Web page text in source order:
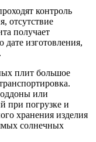
контроль
отсутствие
получает
изготовления,
плит большое
или
при погрузке и
хранения изделия
солнечных